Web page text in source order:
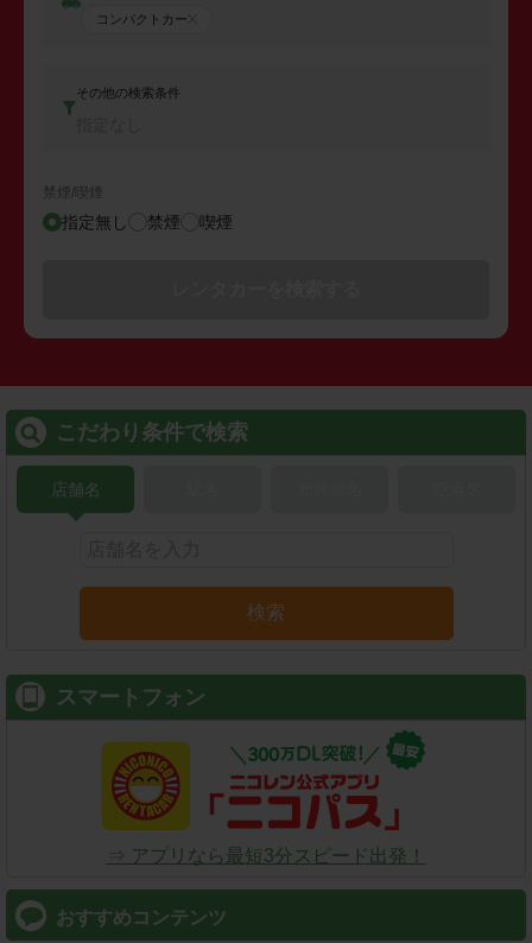
コンパクトカー
その他の検索条件
禁煙/喫煙
指定無し 禁煙 喫煙
こだわり条件で検索
店舗名
検索
スマートフォン
⇒ アプリなら最短3分スピード出発！
おすすめコンテンツ